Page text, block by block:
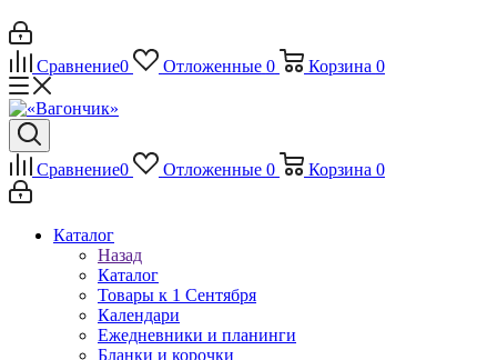
Сравнение0 Отложенные 0 Корзина 0
Сравнение0 Отложенные 0 Корзина 0
Каталог
Назад
Каталог
Товары к 1 Сентября
Календари
Ежедневники и планинги
Бланки и корочки